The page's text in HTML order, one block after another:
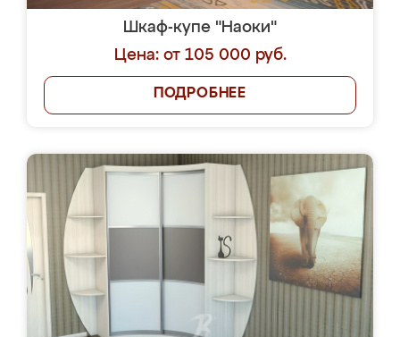
Шкаф-купе "Наоки"
Цена: от 105 000 руб.
ПОДРОБНЕЕ